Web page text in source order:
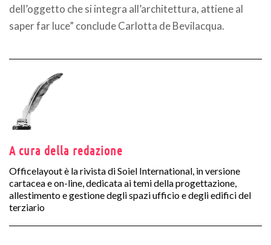
dell’oggetto che si integra all’architettura, attiene al
saper far luce” conclude Carlotta de Bevilacqua.
A cura della redazione
Officelayout è la rivista di Soiel International, in versione
cartacea e on-line, dedicata ai temi della progettazione,
allestimento e gestione degli spazi ufficio e degli edifici del
terziario